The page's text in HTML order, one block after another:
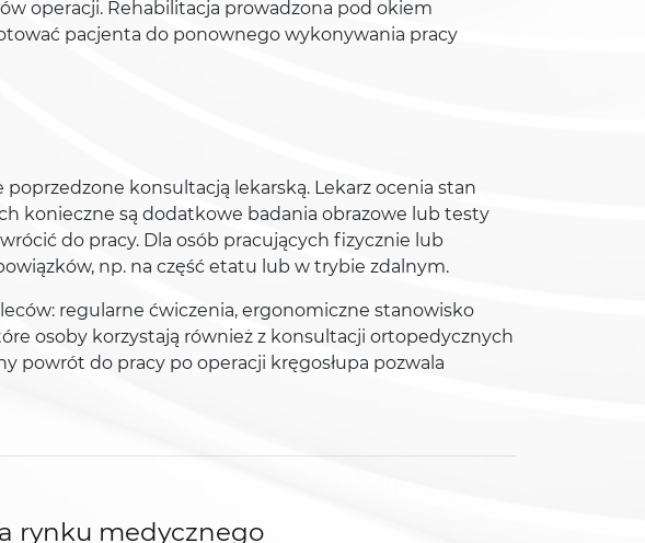
operacji. Rehabilitacja prowadzona pod okiem
pacjenta do ponownego wykonywania pracy
konsultacją lekarską. Lekarz ocenia stan
konieczne są dodatkowe badania obrazowe lub testy
do pracy. Dla osób pracujących fizycznie lub
np. na część etatu lub w trybie zdalnym.
regularne ćwiczenia, ergonomiczne stanowisko
osoby korzystają również z konsultacji ortopedycznych
powrót do pracy po operacji kręgosłupa pozwala
rynku medycznego